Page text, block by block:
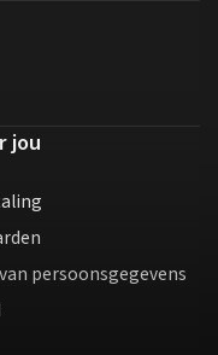
jou
persoonsgegevens